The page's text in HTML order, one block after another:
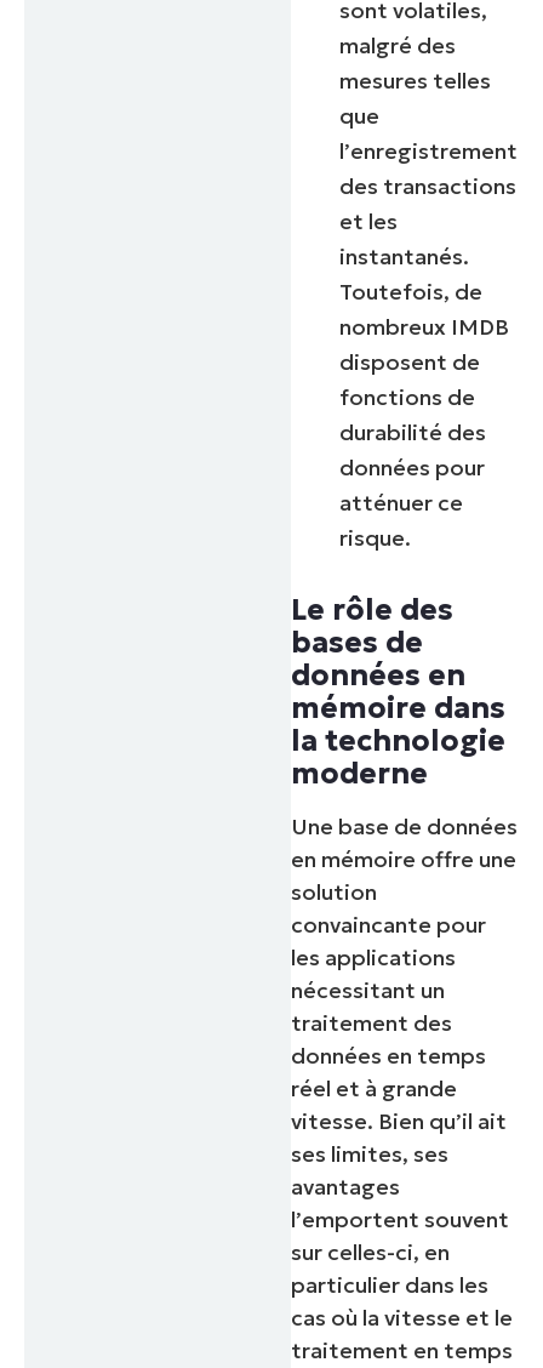
sont volatiles,
malgré des
mesures telles
que
l’enregistrement
des transactions
et les
instantanés.
Toutefois, de
nombreux IMDB
disposent de
fonctions de
durabilité des
données pour
atténuer ce
risque.
Le rôle des
bases de
données en
mémoire dans
la technologie
moderne
Une base de données
en mémoire offre une
solution
convaincante pour
les applications
nécessitant un
traitement des
données en temps
réel et à grande
vitesse. Bien qu’il ait
ses limites, ses
avantages
l’emportent souvent
sur celles-ci, en
particulier dans les
cas où la vitesse et le
traitement en temps